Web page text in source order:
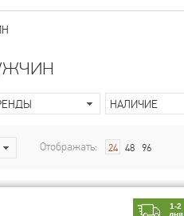
НАЛИЧИЕ
Отображать: 24 48 96
1-2
дня